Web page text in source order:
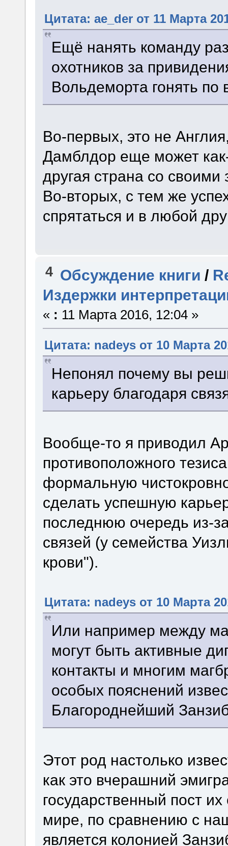
Цитата: ae_der от 11 Марта
Ещё нанять команду
охотников за
Вольдеморта гонять по
Во-первых, это не
Дамблдор еще может
другая страна со своими
Во-вторых, с тем же
спрятаться и в любой
4 Обсуждение книги /
Издержки
« : 11 Марта 2016, 12:04 »
Цитата: nadeys от 10 Марта
Непонял почему вы
карьеру благодаря
Вообще-то я приводил
противоположного
формальную
сделать успешную
последнюю очередь из-
связей (у семейства
крови").
Цитата: nadeys от 10 Марта
Или например между
могут быть активные
контакты и многим
особых пояснений
Благороднейший
Этот род настолько
как это вчерашний
государственный пост
мире, по сравнению с
является колонией